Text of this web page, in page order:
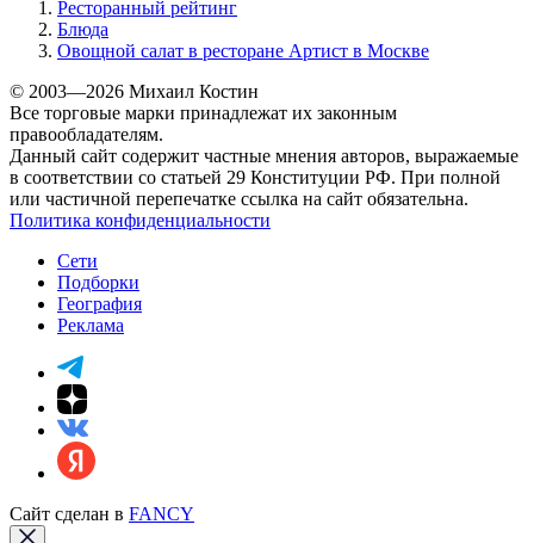
Ресторанный рейтинг
Блюда
Овощной салат в ресторане Артист в Москве
© 2003—2026 Михаил Костин
Все торговые марки принадлежат их законным
правообладателям.
Данный сайт содержит частные мнения авторов, выражаемые
в соответствии со статьей 29 Конституции РФ. При полной
или частичной перепечатке ссылка на сайт обязательна.
Политика конфиденциальности
Сети
Подборки
География
Реклама
Сайт сделан в FANCY